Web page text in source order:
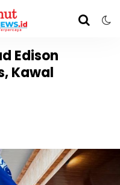
Edison
Kawal